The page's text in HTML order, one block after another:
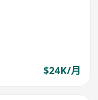
$24K/月